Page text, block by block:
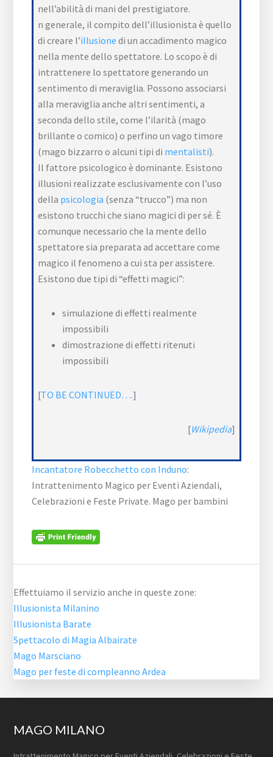
nell’abilità di mani del prestigiatore.
n generale, il compito dell’illusionista è quello
di creare l’illusione di un accadimento magico
nella mente dello spettatore. Lo scopo è di
intrattenere lo spettatore generando un
sentimento di meraviglia. Possono associarsi
alla meraviglia anche altri sentimenti, a
seconda dello stile, come l’ilarità (mago
brillante o comico) o perfino un vago timore
(mago bizzarro o alcuni tipi di mentalisti).
Il fattore psicologico è dominante. Esistono
illusioni realizzate esclusivamente con l’uso
della psicologia (senza “trucco”) ma non
esistono trucchi che siano magici di per sé. È
comunque necessario che la mente dello
spettatore sia preparata ad accettare come
magico il fenomeno a cui sta per assistere.
Esistono due tipi di “effetti magici”:
simulazione di effetti realmente
impossibili
dimostrazione di effetti ritenuti
impossibili
[TO BE CONTINUED….]
[Wikipedia]
Incantatore Robecchetto con Induno:
Intrattenimento Magico per Eventi Aziendali,
Celebrazioni e Feste Private. Mago per bambini
Effettuiamo il servizio anche in queste zone:
Illusionista Milanino
Illusionista Barate
Spettacolo di Magia Albairate
Mago Marsciano
Mago per feste di compleanno Ardea
Footer
MAGO MILANO